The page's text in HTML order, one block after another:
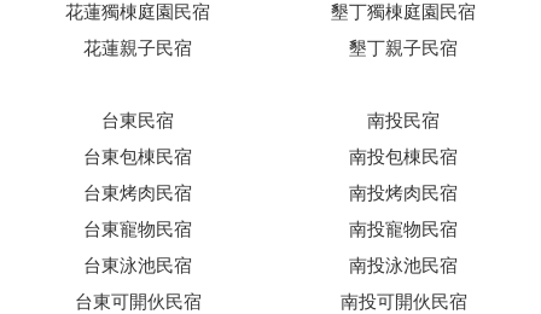
花蓮獨棟庭園民宿
花蓮親子民宿
墾丁獨棟庭園民宿
墾丁親子民宿
台東民宿
台東包棟民宿
台東烤肉民宿
台東寵物民宿
台東泳池民宿
台東可開伙民宿
南投民宿
南投包棟民宿
南投烤肉民宿
南投寵物民宿
南投泳池民宿
南投可開伙民宿